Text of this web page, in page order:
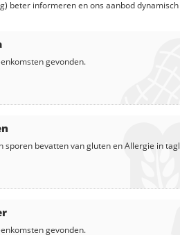
beter informeren en ons aanbod
gevonden.
sporen bevatten van gluten enAllergie in
gevonden.